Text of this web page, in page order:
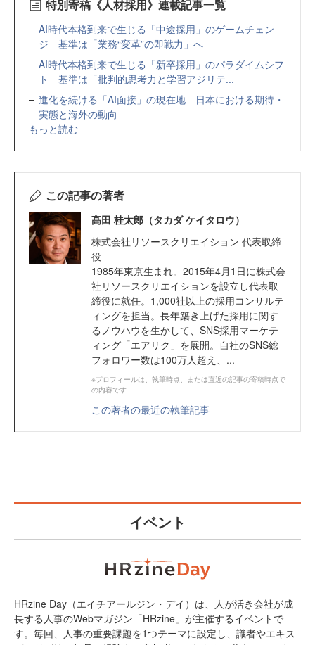
特別寄稿《人材採用》連載記事一覧
AI時代本格到来で生じる「中途採用」のゲームチェン
ジ 基準は「業務“変革”の即戦力」へ
AI時代本格到来で生じる「新卒採用」のパラダイムシフ
ト 基準は「批判的思考力と学習アジリテ...
進化を続ける「AI面接」の現在地 日本における期待・
実態と海外の動向
もっと読む
この記事の著者
髙田 桂太郎（タカダ ケイタロウ）
株式会社リソースクリエイション 代表取締
役
1985年東京生まれ。2015年4月1日に株式会
社リソースクリエイションを設立し代表取
締役に就任。1,000社以上の採用コンサルテ
ィングを担当。長年築き上げた採用に関す
るノウハウを生かして、SNS採用マーケテ
ィング「エアリク」を展開。自社のSNS総
フォロワー数は100万人超え、...
※プロフィールは、執筆時点、または直近の記事の寄稿時点で
の内容です
この著者の最近の執筆記事
イベント
HRzine Day（エイチアールジン・デイ）は、人が活き会社が成
長する人事のWebマガジン「HRzine」が主催するイベントで
す。毎回、人事の重要課題を1つテーマに設定し、識者やエキス